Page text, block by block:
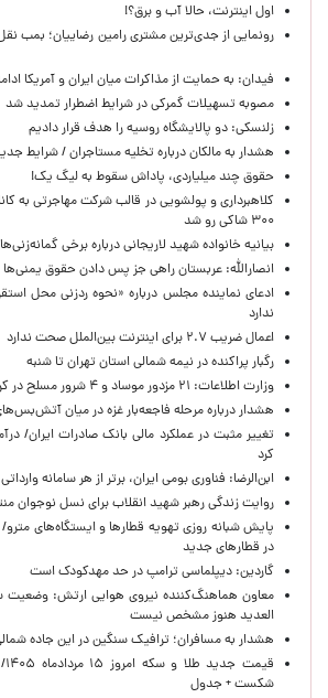
اول اینترنت، حالا آب و برق؟!
رونمایی از جدی‌ترین مشتری رامین رضاییان؛ بمب
فیدان: به حمایت از مذاکرات میان ایران و آمریکا
مصوبه تسهیلات گمرکی در شرایط اضطرار تمدید شد
زلنسکی: دو پالایشگاه روسیه را هدف قرار دادیم
هشدار به مالکان درباره تخلیه مستاجران / شرایط
حقوق چند میلیاردی، پاداش سقوط به لیگ یک!
کلاهبرداری و پولشویی در قالب شرکت مهاجرتی به
۳۰۰ شاکی رو شد
بیانیه خانواده شهید لاریجانی درباره برخی
انصارالله: عربستان راهی جز پس دادن حقوق یمنی‌ها
ادعای نماینده مجلس درباره «نحوه ردزنی محل
ندارد
اعمال ضریب ۲.۷ برای اینترنت بین‌الملل صحت ندارد
رگبار پراکنده در نیمه شمالی استان تهران تا شنبه
وزارت اطلاعات: ۲۱ مزدور موساد و ۴ شرور مسلح در کرمان بازداشت شدند
هشدار درباره مرحله فاجعه‌بار غزه در میان
کرد
ابن‌الرضا: فناوری بومی ایران، برتر از هر سامانه
روایت زندگی رهبر شهید انقلاب برای نسل نوجوان
پایش شبانه روزی تهویه قطارها و ایستگاه‌های
در قطارهای جدید
گاردین: دیپلماسی ترامپ در حد مهدکودک است
معاون هماهنگ‌کننده نیروی هوایی ارتش: وضعیت
العدید هنوز مشخص نیست
هشدار به مسافران؛ ترافیک سنگین در این جاده
شکست + جدول